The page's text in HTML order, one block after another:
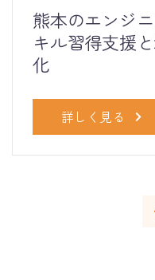
熊本のエンジ
キル習得支援
化
詳しく見る